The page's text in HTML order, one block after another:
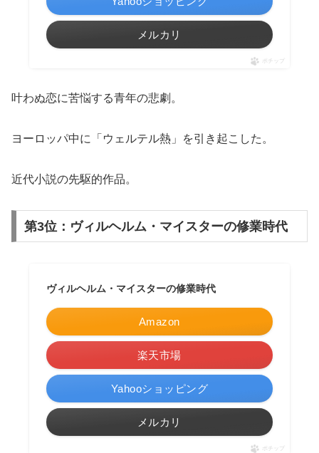
メルカリ
ポチップ
叶わぬ恋に苦悩する青年の悲劇。
ヨーロッパ中に「ウェルテル熱」を引き起こした。
近代小説の先駆的作品。
第3位：ヴィルヘルム・マイスターの修業時代
ヴィルヘルム・マイスターの修業時代
Amazon
楽天市場
Yahooショッピング
メルカリ
ポチップ